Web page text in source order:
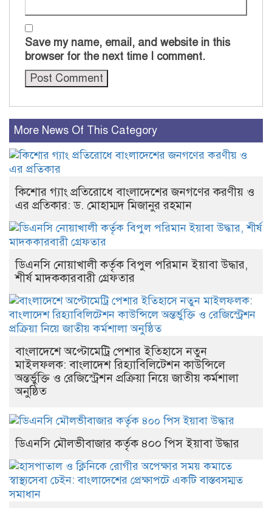
Save my name, email, and website in this
browser for the next time I comment.
More News Of This Category
কিশোর গ্যাং প্রতিরোধে বাংলাদেশের জনগণের করণীয় ও
এর প্রতিকার: ড. মোহাম্মদ মিজানুর রহমান
ডিএনসি নোয়াখালী কর্তৃক বিপুল পরিমান ইয়াবা উদ্ধার,
শীর্ষ মাদককারবারী গ্রেফতার
বাংলাদেশে অপ্টোমেট্রি পেশার ইতিহাসে নতুন
মাইলফলক: বাংলাদেশ রিহ্যাবিলিটেশন কাউন্সিলে
অন্তর্ভুক্তি ও রেজিস্ট্রেশন প্রক্রিয়া নিয়ে জাতীয় কর্মশালা
অনুষ্ঠিত
ডিএনসি মৌলভীবাজার কর্তৃক ৪০০ পিস ইয়াবা উদ্ধার